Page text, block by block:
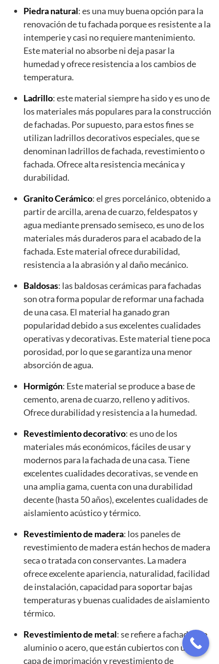
Piedra natural: es una muy buena opción para la
renovación de tu fachada porque es resistente a la
intemperie y casi no requiere mantenimiento.
Este material no absorbe ni deja pasar la
humedad y ofrece resistencia a los cambios de
temperatura.
Ladrillo: este material siempre ha sido y es uno de
los materiales más populares para la construcción
de fachadas. Por supuesto, para estos fines se
utilizan ladrillos decorativos especiales, que se
denominan ladrillos de fachada, revestimiento o
fachada. Ofrece alta resistencia mecánica y
durabilidad.
Granito Cerámico: el gres porcelánico, obtenido a
partir de arcilla, arena de cuarzo, feldespatos y
agua mediante prensado semiseco, es uno de los
materiales más duraderos para el acabado de la
fachada. Este material ofrece durabilidad,
resistencia a la abrasión y al daño mecánico.
Baldosas: las baldosas cerámicas para fachadas
son otra forma popular de reformar una fachada
de una casa. El material ha ganado gran
popularidad debido a sus excelentes cualidades
operativas y decorativas. Este material tiene poca
porosidad, por lo que se garantiza una menor
absorción de agua.
Hormigón: Este material se produce a base de
cemento, arena de cuarzo, relleno y aditivos.
Ofrece durabilidad y resistencia a la humedad.
Revestimiento decorativo: es uno de los
materiales más económicos, fáciles de usar y
modernos para la fachada de una casa. Tiene
excelentes cualidades decorativas, se vende en
una amplia gama, cuenta con una durabilidad
decente (hasta 50 años), excelentes cualidades de
aislamiento acústico y térmico.
Revestimiento de madera: los paneles de
revestimiento de madera están hechos de madera
seca o tratada con conservantes. La madera
ofrece excelente apariencia, naturalidad, facilidad
de instalación, capacidad para soportar bajas
temperaturas y buenas cualidades de aislamiento
térmico.
Revestimiento de metal: se refiere a fachadas de
aluminio o acero, que están cubiertos con una
capa de imprimación y revestimiento de